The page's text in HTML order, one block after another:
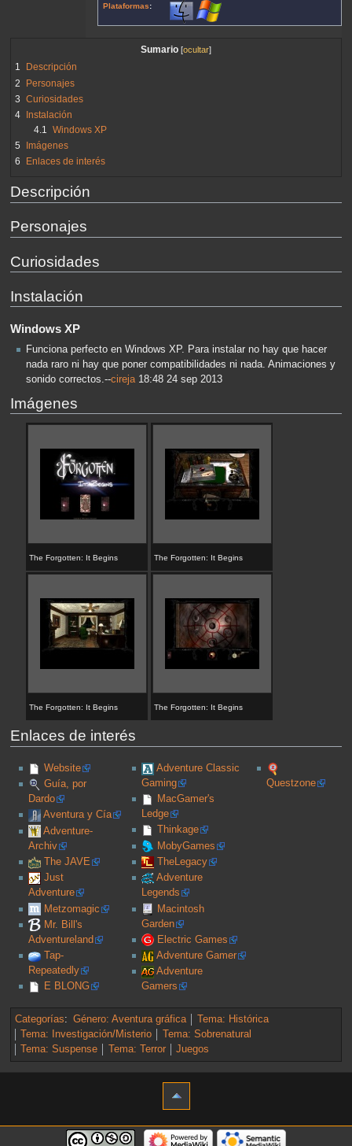
Plataformas:
Sumario
1
Descripción
2
Personajes
3 Curiosidades
4
Instalación
4.1 Windows XP
5
Imágenes
6
Enlaces de interés
Descripción
Personajes
Curiosidades
Instalación
Windows XP
Funciona perfecto en Windows XP. Para instalar no hay que hacer
nada raro ni hay que poner compatibilidades ni nada. Animaciones y
sonido correctos.--cireja 18:48 24 sep 2013
Imágenes
The Forgotten: It Begins The Forgotten: It Begins
The Forgotten: It Begins The Forgotten: It Begins
Enlaces de interés
Website
Guía, por
Dardo
Aventura y Cía
Adventure-
Archiv
The JAVE
Just
Adventure
Metzomagic
Mr. Bill's
Adventureland
Tap-
Repeatedly
E BLONG
Adventure Classic
Gaming
MacGamer's
Ledge
Thinkage
MobyGames
TheLegacy
Adventure
Legends
Macintosh
Garden
Electric Games
Adventure Gamer
Adventure
Gamers
Questzone
Categorías: Género: Aventura gráfica
Tema: Histórica
Tema: Investigación/Misterio
Tema: Sobrenatural
Tema: Suspense
Tema: Terror Juegos